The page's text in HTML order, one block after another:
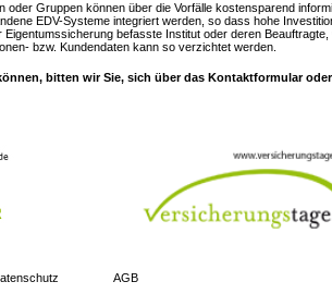
oder Gruppen können über die Vorfälle kostensparend
EDV-Systeme integriert werden, so dass hohe
befasste Institut oder deren Beauftragte,
bzw. Kundendaten kann so verzichtet werden.
bitten wir Sie, sich über das Kontaktformular
AGB